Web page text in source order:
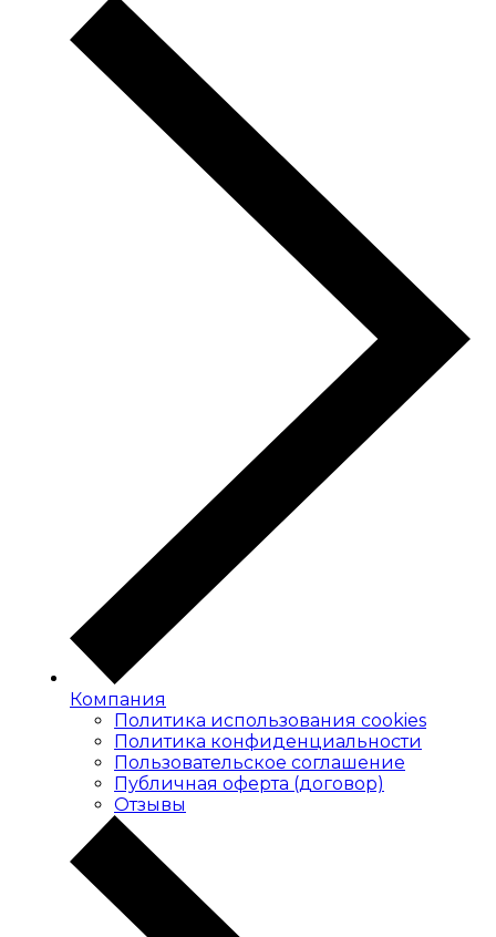
Компания
Политика использования cookies
Политика конфиденциальности
Пользовательское соглашение
Публичная оферта (договор)
Отзывы